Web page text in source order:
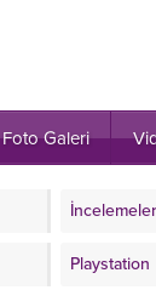
Foto Galeri
İncelemeler
Playstation